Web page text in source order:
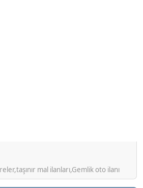
mal ilanları,Gemlik oto ilanı